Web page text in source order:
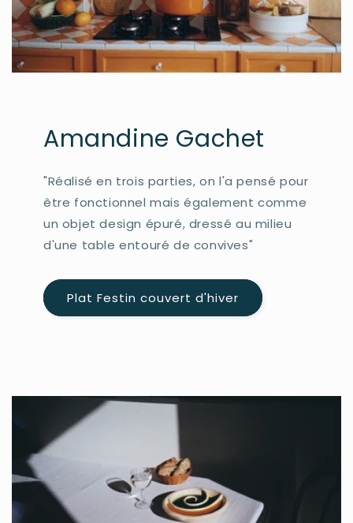
Amandine Gachet
"Réalisé en trois parties, on l'a pensé pour
être fonctionnel mais également comme
un objet design épuré, dressé au milieu
d'une table entouré de convives"
Plat Festin couvert d'hiver